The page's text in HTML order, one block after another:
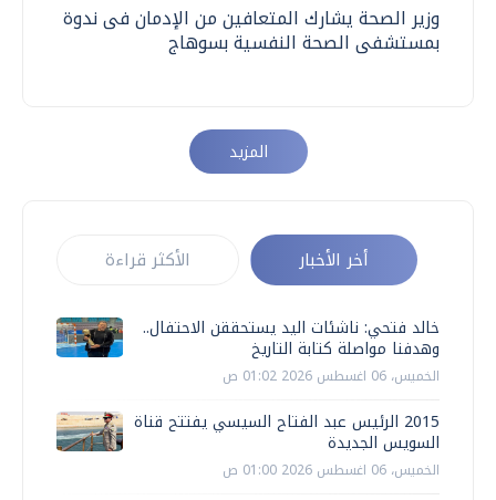
وزير الصحة يشارك المتعافين من الإدمان فى ندوة
بمستشفى الصحة النفسية بسوهاج
المزيد
أخر الأخبار الأكثر قراءة
خالد فتحي: ناشئات اليد يستحققن الاحتفال..
وهدفنا مواصلة كتابة التاريخ
الخميس، 06 اغسطس 2026 01:02 ص
2015 الرئيس عبد الفتاح السيسي يفتتح قناة
السويس الجديدة
الخميس، 06 اغسطس 2026 01:00 ص